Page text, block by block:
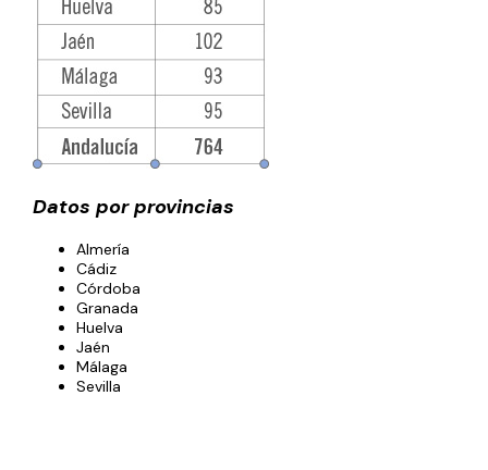
Datos por provincias
Almería
Cádiz
Córdoba
Granada
Huelva
Jaén
Málaga
Sevilla